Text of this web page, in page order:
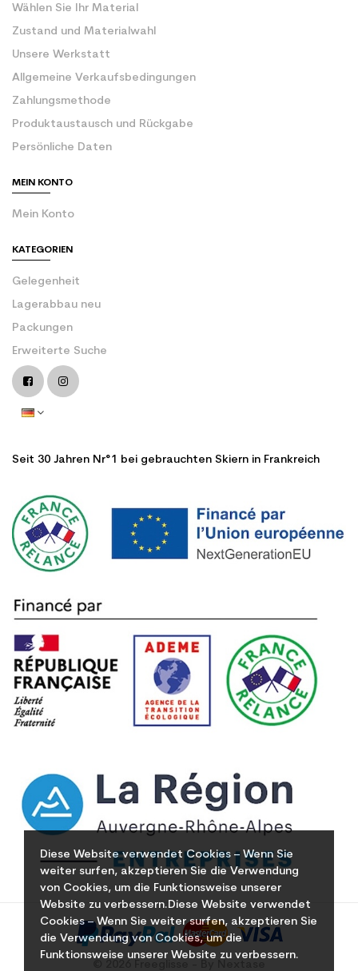
Diese Website verwendet Cookies – Wenn Sie
weiter surfen, akzeptieren Sie die Verwendung
von Cookies, um die Funktionsweise unserer
Website zu verbessern.Diese Website verwendet
Cookies – Wenn Sie weiter surfen, akzeptieren Sie
die Verwendung von Cookies, um die
Funktionsweise unserer Website zu verbessern.
Wählen Sie Ihr Material
Zustand und Materialwahl
Unsere Werkstatt
Allgemeine Verkaufsbedingungen
Zahlungsmethode
Produktaustausch und Rückgabe
Persönliche Daten
MEIN KONTO
Mein Konto
KATEGORIEN
Gelegenheit
Lagerabbau neu
Packungen
Erweiterte Suche
Seit 30 Jahren Nr°1 bei gebrauchten Skiern in Frankreich